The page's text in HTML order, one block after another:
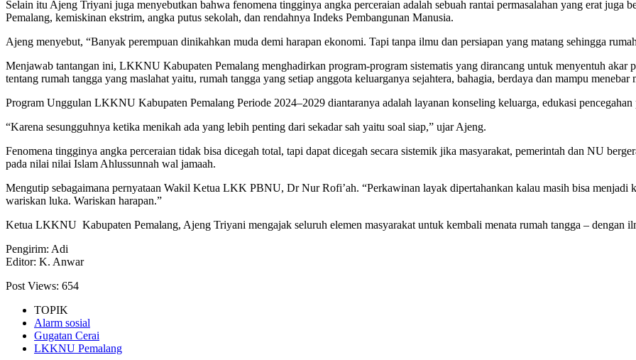
Selain itu Ajeng Triyani juga menyebutkan bahwa fenomena tingginya angka perceraian adalah sebuah rantai permasalahan yang erat juga
Pemalang, kemiskinan ekstrim, angka putus sekolah, dan rendahnya Indeks Pembangunan Manusia.
Ajeng menyebut, “Banyak perempuan dinikahkan muda demi harapan ekonomi. Tapi tanpa ilmu dan persiapan yang matang sehingga
Menjawab tantangan ini, LKKNU Kabupaten Pemalang menghadirkan program-program sistematis yang dirancang untuk menyentuh akar
tentang rumah tangga yang maslahat yaitu, rumah tangga yang setiap anggota keluarganya sejahtera, bahagia, berdaya dan mampu menebar
Program Unggulan LKKNU Kabupaten Pemalang Periode 2024–2029 diantaranya adalah layanan konseling keluarga, edukasi
“Karena sesungguhnya ketika menikah ada yang lebih penting dari sekadar sah yaitu soal siap,” ujar Ajeng.
Fenomena tingginya angka perceraian tidak bisa dicegah total, tapi dapat dicegah secara sistemik jika masyarakat, pemerintah dan NU
pada nilai nilai Islam Ahlussunnah wal jamaah.
Mengutip sebagaimana pernyataan Wakil Ketua LKK PBNU, Dr Nur Rofi’ah. “Perkawinan layak dipertahankan kalau masih bisa menjadi
wariskan luka. Wariskan harapan.”
Ketua LKKNU Kabupaten Pemalang, Ajeng Triyani mengajak seluruh elemen masyarakat untuk kembali menata rumah tangga – dengan
Pengirim: Adi
Editor: K. Anwar
Post Views: 654
TOPIK
Alarm sosial
Gugatan Cerai
LKKNU Pemalang